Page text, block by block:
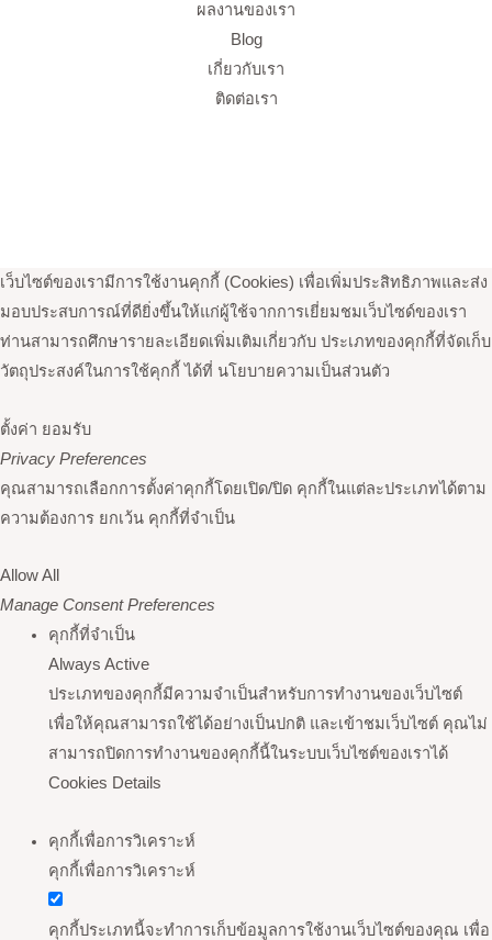
ผลงานของเรา
Blog
เกี่ยวกับเรา
ติดต่อเรา
เว็บไซต์ของเรามีการใช้งานคุกกี้ (Cookies) เพื่อเพิ่มประสิทธิภาพและส่ง
มอบประสบการณ์ที่ดียิ่งขึ้นให้แก่ผู้ใช้จากการเยี่ยมชมเว็บไซด์ของเรา
ท่านสามารถศึกษารายละเอียดเพิ่มเติมเกี่ยวกับ ประเภทของคุกกี้ที่จัดเก็บ
วัตถุประสงค์ในการใช้คุกกี้ ได้ที่ นโยบายความเป็นส่วนตัว
ตั้งค่า ยอมรับ
Privacy Preferences
คุณสามารถเลือกการตั้งค่าคุกกี้โดยเปิด/ปิด คุกกี้ในแต่ละประเภทได้ตาม
ความต้องการ ยกเว้น คุกกี้ที่จำเป็น
Allow All
Manage Consent Preferences
คุกกี้ที่จำเป็น
Always Active
ประเภทของคุกกี้มีความจำเป็นสำหรับการทำงานของเว็บไซต์
เพื่อให้คุณสามารถใช้ได้อย่างเป็นปกติ และเข้าชมเว็บไซต์ คุณไม่
สามารถปิดการทำงานของคุกกี้นี้ในระบบเว็บไซต์ของเราได้
Cookies Details
คุกกี้เพื่อการวิเคราะห์
คุกกี้เพื่อการวิเคราะห์
คุกกี้ประเภทนี้จะทำการเก็บข้อมูลการใช้งานเว็บไซต์ของคุณ เพื่อ